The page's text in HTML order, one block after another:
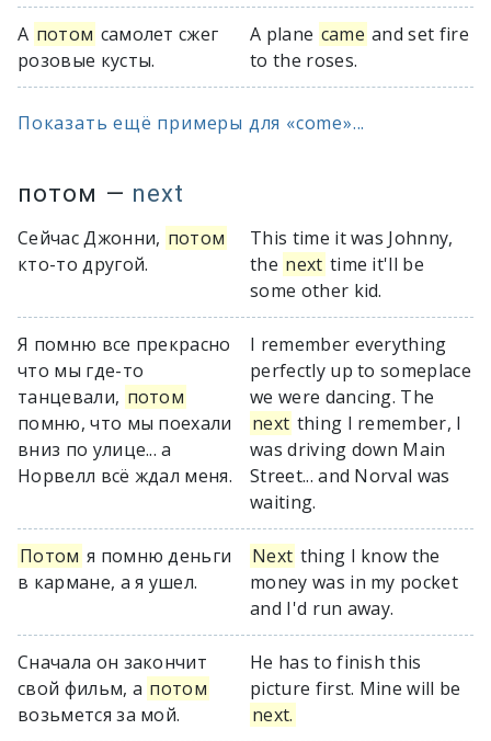
А потом самолет сжег
розовые кусты.
A plane came and set fire
to the roses.
Показать ещё примеры для «come»...
потом — next
Сейчас Джонни, потом
кто-то другой.
This time it was Johnny,
the next time it'll be
some other kid.
Я помню все прекрасно
что мы где-то
танцевали, потом
помню, что мы поехали
вниз по улице... а
Норвелл всё ждал меня.
I remember everything
perfectly up to someplace
we were dancing. The
next thing I remember, I
was driving down Main
Street... and Norval was
waiting.
Потом я помню деньги
в кармане, а я ушел.
Next thing I know the
money was in my pocket
and I'd run away.
Сначала он закончит
свой фильм, а потом
возьмется за мой.
He has to finish this
picture first. Mine will be
next.